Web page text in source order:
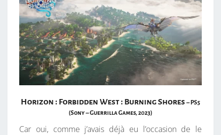
Horizon : Forbidden West : Burning Shores– PS5
(Sony – Guerrilla Games, 2023)
Car oui, comme j’avais déjà eu l’occasion de le